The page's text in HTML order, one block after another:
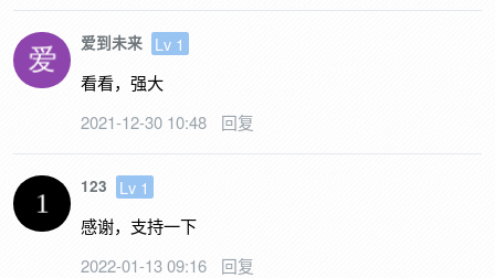
爱到未来
Lv 1
看看，强大
2021-12-30 10:48
回复
123
Lv 1
感谢，支持一下
2022-01-13 09:16
回复